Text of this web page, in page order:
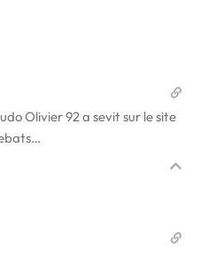
Olivier 92 a sevit sur le site